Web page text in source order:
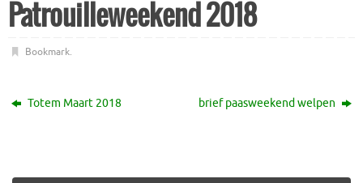
Patrouilleweekend 2018
Bookmark.
Totem Maart 2018 brief paasweekend welpen